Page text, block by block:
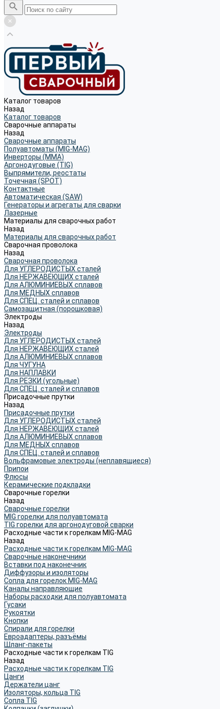
Каталог товаров
Назад
Каталог товаров
Сварочные аппараты
Назад
Сварочные аппараты
Полуавтоматы (MIG-MAG)
Инверторы (MMA)
Аргонодуговые (TIG)
Выпрямители, реостаты
Точечная (SPOT)
Контактные
Автоматическая (SAW)
Генераторы и агрегаты для сварки
Лазерные
Материалы для сварочных работ
Назад
Материалы для сварочных работ
Сварочная проволока
Назад
Сварочная проволока
Для УГЛЕРОДИСТЫХ сталей
Для НЕРЖАВЕЮЩИХ сталей
Для АЛЮМИНИЕВЫХ сплавов
Для МЕДНЫХ сплавов
Для СПЕЦ. сталей и сплавов
Самозащитная (порошковая)
Электроды
Назад
Электроды
Для УГЛЕРОДИСТЫХ сталей
Для НЕРЖАВЕЮЩИХ сталей
Для АЛЮМИНИЕВЫХ сплавов
Для ЧУГУНА
Для НАПЛАВКИ
Для РЕЗКИ (угольные)
Для СПЕЦ. сталей и сплавов
Присадочные прутки
Назад
Присадочные прутки
Для УГЛЕРОДИСТЫХ сталей
Для НЕРЖАВЕЮЩИХ сталей
Для АЛЮМИНИЕВЫХ сплавов
Для МЕДНЫХ сплавов
Для СПЕЦ. сталей и сплавов
Вольфрамовые электроды (неплавящиеся)
Припои
Флюсы
Керамические подкладки
Сварочные горелки
Назад
Сварочные горелки
MIG горелки для полуавтомата
TIG горелки для аргонодуговой сварки
Расходные части к горелкам MIG-MAG
Назад
Расходные части к горелкам MIG-MAG
Сварочные наконечники
Вставки под наконечник
Диффузоры и изоляторы
Сопла для горелок MIG-MAG
Каналы направляющие
Наборы расходки для полуавтомата
Гусаки
Рукоятки
Кнопки
Спирали для горелки
Евроадаптеры, разъёмы
Шланг-пакеты
Расходные части к горелкам TIG
Назад
Расходные части к горелкам TIG
Цанги
Держатели цанг
Изоляторы, кольца TIG
Сопла TIG